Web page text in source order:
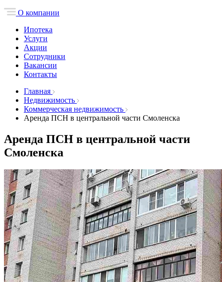
О компании
Ипотека
Услуги
Акции
Сотрудники
Вакансии
Контакты
Главная
Недвижимость
Коммерческая недвижимость
Аренда ПСН в центральной части Смоленска
Аренда ПСН в центральной части
Смоленска